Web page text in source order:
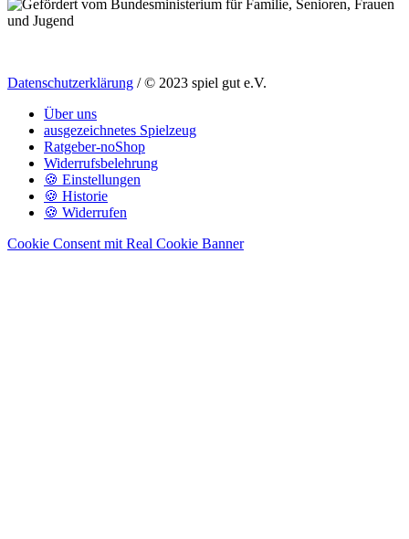
Datenschutzerklärung / © 2023 spiel gut e.V.
Über uns
ausgezeichnetes Spielzeug
Ratgeber-noShop
Widerrufsbelehrung
🍪 Einstellungen
🍪 Historie
🍪 Widerrufen
Cookie Consent mit Real Cookie Banner